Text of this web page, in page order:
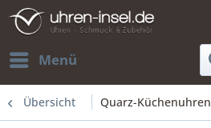
Menü
Übersicht Quarz-Küchenuhren